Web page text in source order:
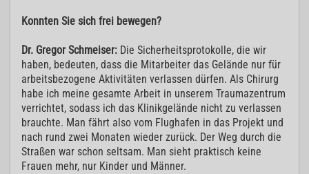
Konnten Sie sich frei bewegen?
Dr. Gregor Schmeiser: Die Sicherheitsprotokolle, die wir
haben, bedeuten, dass die Mitarbeiter das Gelände nur für
arbeitsbezogene Aktivitäten verlassen dürfen. Als Chirurg
habe ich meine gesamte Arbeit in unserem Traumazentrum
verrichtet, sodass ich das Klinikgelände nicht zu verlassen
brauchte. Man fährt also vom Flughafen in das Projekt und
nach rund zwei Monaten wieder zurück. Der Weg durch die
Straßen war schon seltsam. Man sieht praktisch keine
Frauen mehr, nur Kinder und Männer.